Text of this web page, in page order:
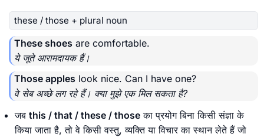
these / those + plural noun
These shoes are comfortable.
ये जूते आरामदायक हैं।
Those apples look nice. Can I have one?
वे सेब अच्छे लग रहे हैं। क्या मुझे एक मिल सकता है?
जब this / that / these / those का प्रयोग बिना किसी संज्ञा के
किया जाता है, तो वे किसी वस्तु, व्यक्ति या विचार का स्थान लेते हैं जो